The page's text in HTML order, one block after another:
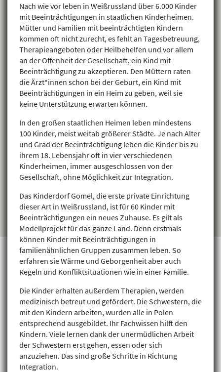
Projekte finden
Nach wie vor leben in Weißrussland über 6.000 Kinder
mit Beeinträchtigungen in staatlichen Kinderheimen.
Mütter und Familien mit beeinträchtigten Kindern
kommen oft nicht zurecht, es fehlt an Tagesbetreuung,
Therapieangeboten oder Heilbehelfen und vor allem
an der Offenheit der Gesellschaft, ein Kind mit
Beeinträchtigung zu akzeptieren. Den Müttern raten
die Ärzt*innen schon bei der Geburt, ein Kind mit
Beeinträchtigungen in ein Heim zu geben, weil sie
keine Unterstützung erwarten können.
In den großen staatlichen Heimen leben mindestens
100 Kinder, meist weitab größerer Städte. Je nach Alter
und Grad der Beeinträchtigung leben die Kinder bis zu
ihrem 18. Lebensjahr oft in vier verschiedenen
Kinderheimen, immer ausgeschlossen von der
Gesellschaft, ohne Möglichkeit zur Integration.
Das Kinderdorf Gomel, die erste private Einrichtung
dieser Art in Weißrussland, ist für 60 Kinder mit
Beeinträchtigungen ein neues Zuhause. Es gilt als
Modellprojekt für das ganze Land. Denn erstmals
können Kinder mit Beeinträchtigungen in
familienähnlichen Gruppen zusammen leben. So
erfahren sie Wärme und Geborgenheit aber auch
Regeln und Konfliktsituationen wie in einer Familie.
Die Kinder erhalten außerdem Therapien, werden
medizinisch betreut und gefördert. Die Schwestern, die
mit den Kindern arbeiten, wurden alle in Polen
entsprechend ausgebildet. Ihr Fachwissen hilft den
Kindern. Viele lernen dank der unermüdlichen Arbeit
der Schwestern erst gehen, essen oder sich
anzuziehen. Das sind große Schritte in Richtung
Integration.